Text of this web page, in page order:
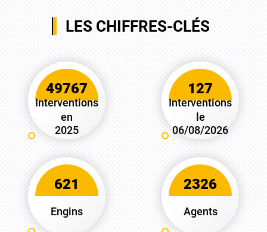
LES CHIFFRES-CLÉS
49767
Interventions
en
2025
127
Interventions
le
06/08/2026
621
Engins
2326
Agents